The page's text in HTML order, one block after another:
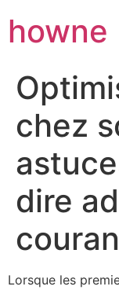
howne
chez
dire
Lorsque les